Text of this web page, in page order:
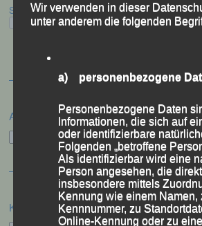
Suchen
Archiv
Archiv
Kategorien
Wir verwenden in dieser
unter anderem die folgenden
a) personenbezogene
Personenbezogene Daten
Informationen, die sich auf
oder identifizierbare
Folgenden „betroffene
Als identifizierbar wird eine
Person angesehen, die
insbesondere mittels
Kennung wie einem Namen,
Kennnummer, zu
Online-Kennung oder zu